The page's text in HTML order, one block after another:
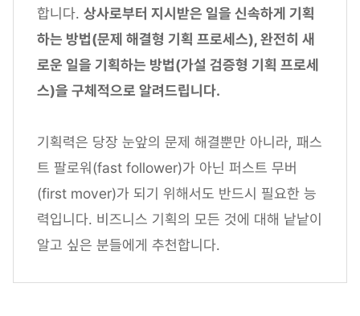
합니다. 상사로부터 지시받은 일을 신속하게 기획
하는 방법(문제 해결형 기획 프로세스), 완전히 새
로운 일을 기획하는 방법(가설 검증형 기획 프로세
스)을 구체적으로 알려드립니다.
기획력은 당장 눈앞의 문제 해결뿐만 아니라, 패스
트 팔로워(fast follower)가 아닌 퍼스트 무버
(first mover)가 되기 위해서도 반드시 필요한 능
력입니다. 비즈니스 기획의 모든 것에 대해 낱낱이
알고 싶은 분들에게 추천합니다.